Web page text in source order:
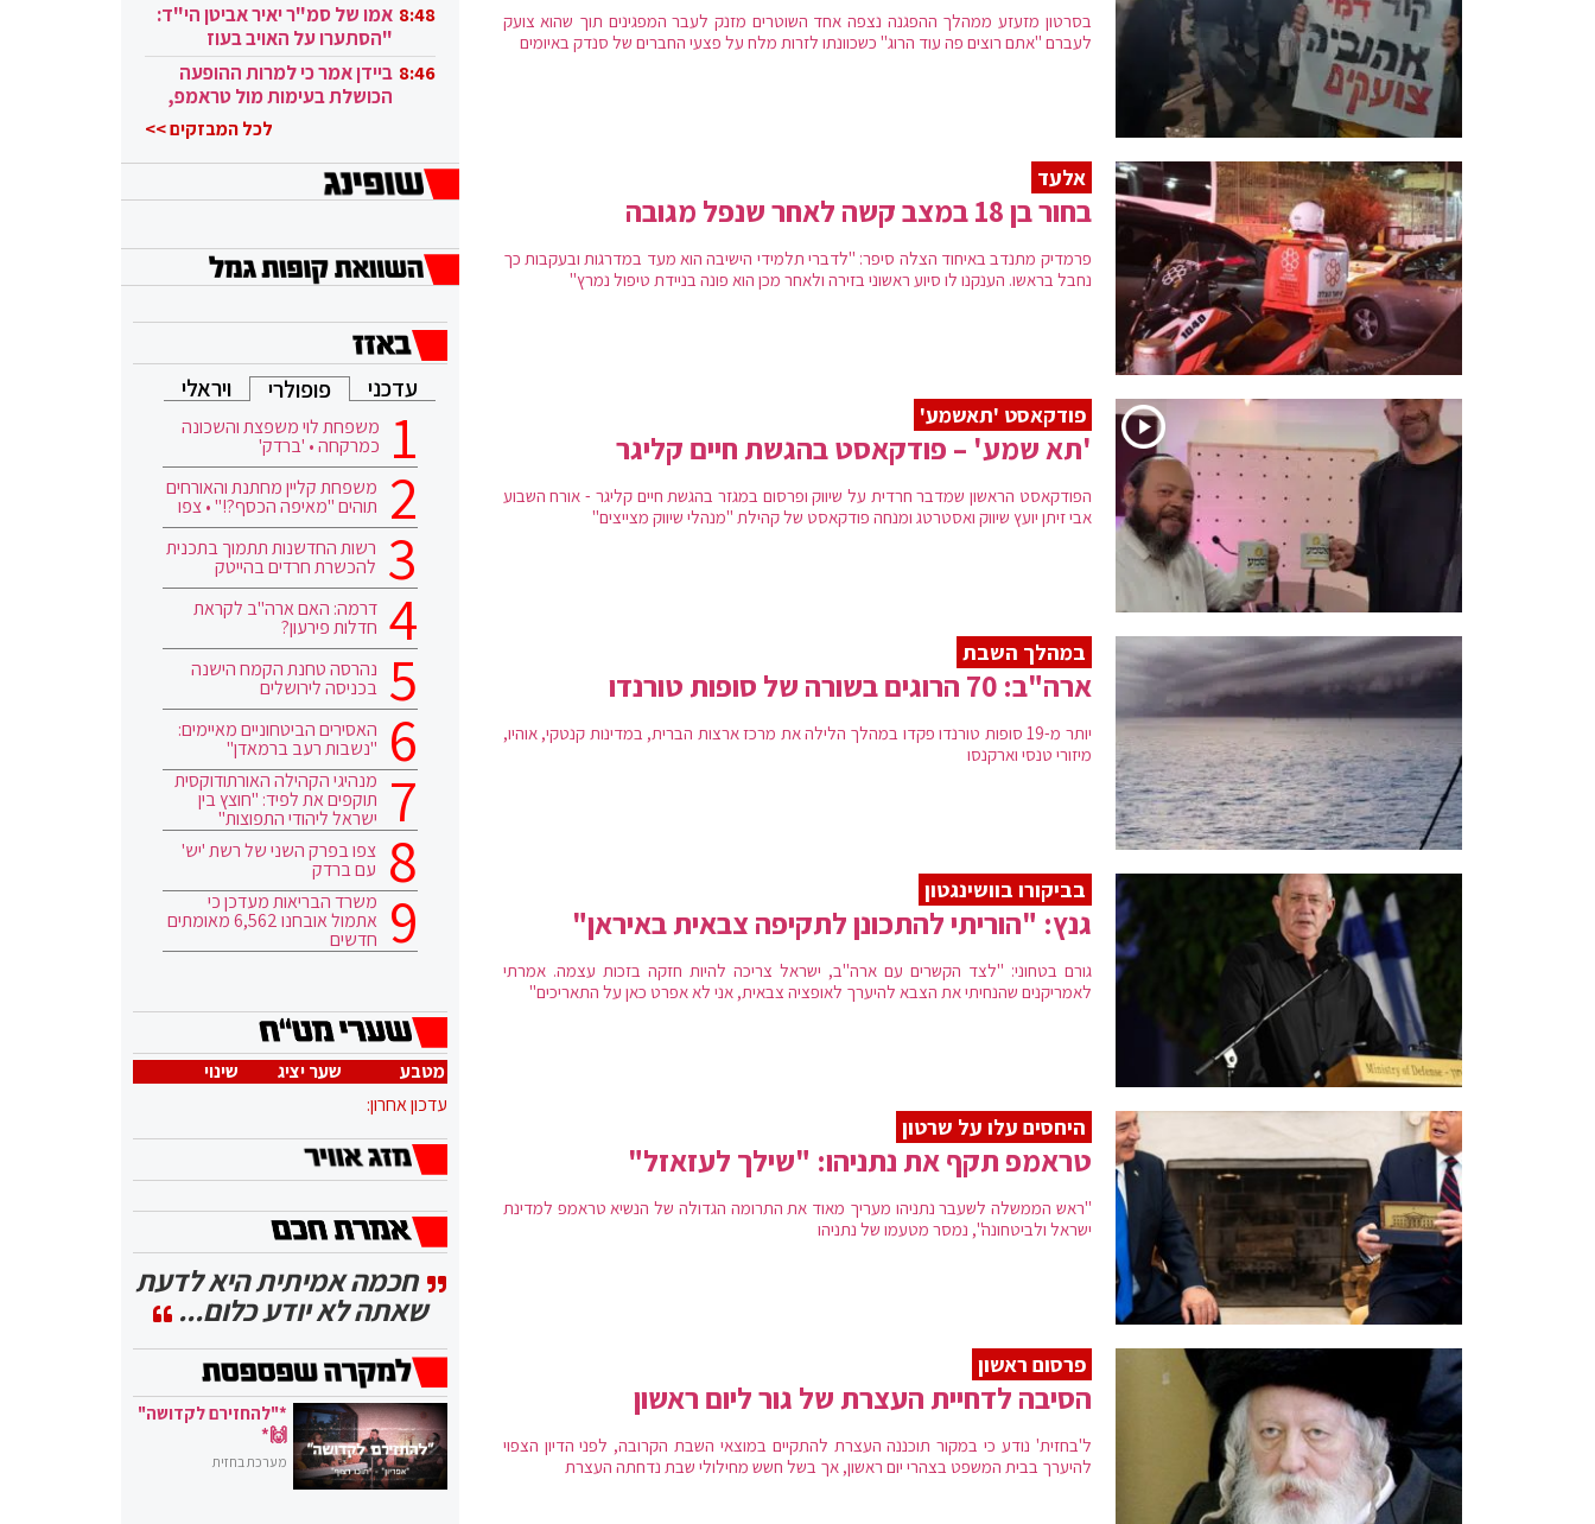
בסרטון מזעזע ממהלך ההפגנה נצפה אחד השוטרים מזנק לעבר המפגינים תוך שהוא צועק
לעברם "אתם רוצים פה עוד הרוג" כשכוונתו לזרות מלח על פצעי החברים של סנדק באיומים
אלעד
בחור בן 18 במצב קשה לאחר שנפל מגובה
פרמדיק מתנדב באיחוד הצלה סיפר: "לדברי תלמידי הישיבה הוא מעד במדרגות ובעקבות כך
נחבל בראשו. הענקנו לו סיוע ראשוני בזירה ולאחר מכן הוא פונה בניידת טיפול נמרץ"
פודקאסט 'תאשמע'
'תא שמע' – פודקאסט בהגשת חיים קליגר
הפודקאסט הראשון שמדבר חרדית על שיווק ופרסום במגזר בהגשת חיים קליגר - אורח השבוע
אבי זיתן יועץ שיווק ואסטרטג ומנחה פודקאסט של קהילת "מנהלי שיווק מצייצים"
במהלך השבת
ארה"ב: 70 הרוגים בשורה של סופות טורנדו
יותר מ-19 סופות טורנדו פקדו במהלך הלילה את מרכז ארצות הברית, במדינות קנטקי, אוהיו,
מיזורי טנסי וארקנסו
בביקורו בוושינגטון
גנץ: "הוריתי להתכונן לתקיפה צבאית באיראן"
גורם בטחוני: "לצד הקשרים עם ארה"ב, ישראל צריכה להיות חזקה בזכות עצמה. אמרתי
לאמריקנים שהנחיתי את הצבא להיערך לאופציה צבאית, אני לא אפרט כאן על התאריכים"
היחסים עלו על שרטון
טראמפ תקף את נתניהו: "שילך לעזאזל"
"ראש הממשלה לשעבר נתניהו מעריך מאוד את התרומה הגדולה של הנשיא טראמפ למדינת
ישראל ולביטחונה", נמסר מטעמו של נתניהו
פרסום ראשון
הסיבה לדחיית העצרת של גור ליום ראשון
ל'בחזית' נודע כי במקור תוכננה העצרת להתקיים במוצאי השבת הקרובה, לפני הדיון הצפוי
להיערך בבית המשפט בצהרי יום ראשון, אך בשל חשש מחילולי שבת נדחתה העצרת
8:48 אמו של סמ"ר יאיר אביטן הי"ד:
"הסתערו על האויב בעוז
ובגבורה" 8:46 ביידן אמר כי למרות ההופעה
הכושלת בעימות מול טראמפ,
לכל המבזקים >>
עדכני פופולרי ויראלי
משפחת לוי משפצת והשכונה
כמרקחה • 'ברדק'
משפחת קליין מחתנת והאורחים
תוהים "מאיפה הכסף?!" • צפו
רשות החדשנות תתמוך בתכנית
להכשרת חרדים בהייטק
דרמה: האם ארה"ב לקראת
חדלות פירעון?
נהרסה טחנת הקמח הישנה
בכניסה לירושלים
האסירים הביטחוניים מאיימים:
"נשבות רעב ברמאדן"
מנהיגי הקהילה האורתודוקסית
תוקפים את לפיד: "חוצץ בין
ישראל ליהודי התפוצות"
צפו בפרק השני של רשת 'יש'
עם ברדק
משרד הבריאות מעדכן כי
אתמול אובחנו 6,562 מאומתים
חדשים
מטבע שער יציג
שינוי
עדכון אחרון:
חכמה אמיתית היא לדעת
שאתה לא יודע כלום...
*"להחזירם לקדושה"
🙌*
מערכת בחזית